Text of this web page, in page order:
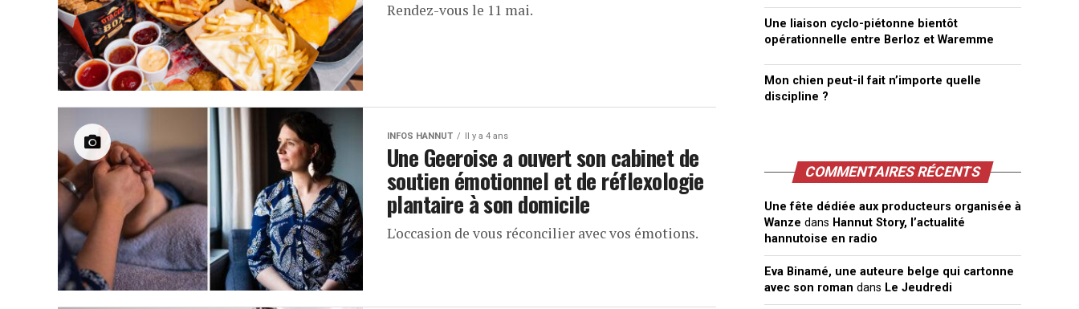
Rendez-vous le 11 mai.
INFOS HANNUT Il y a 4 ans
Une Geeroise a ouvert son cabinet de
soutien émotionnel et de réflexologie
plantaire à son domicile
L'occasion de vous réconcilier avec vos émotions.
Une liaison cyclo-piétonne bientôt
opérationnelle entre Berloz et Waremme
Mon chien peut-il fait n’importe quelle
discipline ?
COMMENTAIRES RÉCENTS
Une fête dédiée aux producteurs organisée à
Wanze dans Hannut Story, l’actualité
hannutoise en radio
Eva Binamé, une auteure belge qui cartonne
avec son roman dans Le Jeudredi